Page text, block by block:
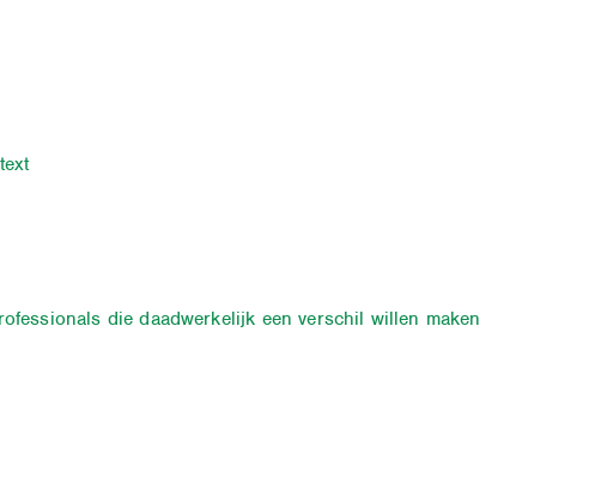
die daadwerkelijk een verschil willen maken